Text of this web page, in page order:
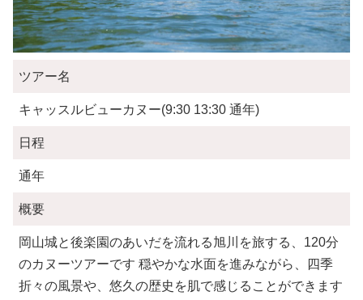
ツアー名
キャッスルビューカヌー(9:30 13:30 通年)
日程
通年
概要
岡山城と後楽園のあいだを流れる旭川を旅する、120分
のカヌーツアーです 穏やかな水面を進みながら、四季
折々の風景や、悠久の歴史を肌で感じることができます